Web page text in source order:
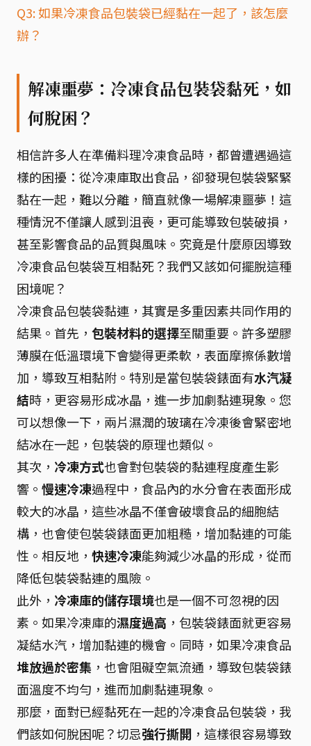
Q3: 如果冷凍食品包裝袋已經黏在一起了，該怎麼
辦？
解凍噩夢：冷凍食品包裝袋黏死，如
何脫困？
相信許多人在準備料理冷凍食品時，都曾遭遇過這
樣的困擾：從冷凍庫取出食品，卻發現包裝袋緊緊
黏在一起，難以分離，簡直就像一場解凍噩夢！這
種情況不僅讓人感到沮喪，更可能導致包裝破損，
甚至影響食品的品質與風味。究竟是什麼原因導致
冷凍食品包裝袋互相黏死？我們又該如何擺脫這種
困境呢？
冷凍食品包裝袋黏連，其實是多重因素共同作用的
結果。首先， 包裝材料的選擇至關重要。許多塑膠
薄膜在低溫環境下會變得更柔軟，表面摩擦係數增
加，導致互相黏附。特別是當包裝袋錶面有水汽凝
結時，更容易形成冰晶，進一步加劇黏連現象。您
可以想像一下，兩片濕潤的玻璃在冷凍後會緊密地
結冰在一起，包裝袋的原理也類似。
其次， 冷凍方式也會對包裝袋的黏連程度產生影
響。 慢速冷凍過程中，食品內的水分會在表面形成
較大的冰晶，這些冰晶不僅會破壞食品的細胞結
構，也會使包裝袋錶面更加粗糙，增加黏連的可能
性。相反地， 快速冷凍能夠減少冰晶的形成，從而
降低包裝袋黏連的風險。
此外， 冷凍庫的儲存環境也是一個不可忽視的因
素。如果冷凍庫的濕度過高 ，包裝袋錶面就更容易
凝結水汽，增加黏連的機會。同時，如果冷凍食品
堆放過於密集 ，也會阻礙空氣流通，導致包裝袋錶
面溫度不均勻，進而加劇黏連現象。
那麼，面對已經黏死在一起的冷凍食品包裝袋，我
們該如何脫困呢？切忌強行撕開 ，這樣很容易導致